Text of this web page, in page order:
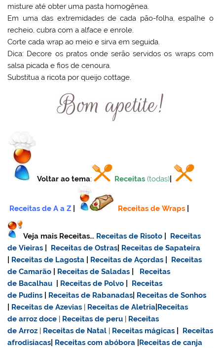
misture até obter uma pasta homogênea.
Em uma das extremidades de cada pão-folha, espalhe o
recheio, cubra com a alface e enrole.
Corte cada wrap ao meio e sirva em seguida.
Dica: Decore os pratos onde serão servidos os wraps com
salsa picada e fios de cenoura.
Substitua a ricota por queijo cottage.
Voltar ao tema: Receitas (todas)
Receitas de A a Z Receitas de Wraps
Veja mais Receitas… Receitas de Risoto
Receitas
de Vieiras
Receitas de Ostras Receitas de Sapateira
Receitas de Lagosta Receitas de Açordas
Receitas
de Camarão
Receitas de Saladas
Receitas
de Bacalhau
Receitas de Polvo
Receitas
de Pudins
Receitas de Rabanadas Receitas de Sonhos
Receitas de Azevias | Receitas de Aletria Receitas
dearroz doce | Receitas de peru | Receitas
de Arroz | Receitas de Natal | Receitas mágicas
Receitas
afrodisiacas Receitas com abóbora Receitas de canja